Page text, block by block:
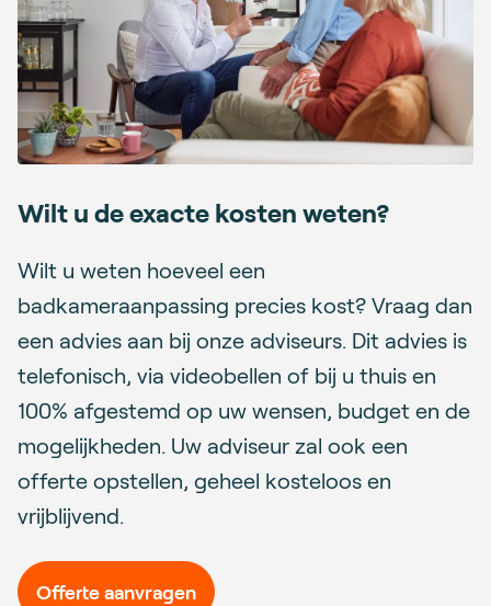
Wilt u de exacte kosten weten?
Wilt u weten hoeveel een
badkameraanpassing precies kost? Vraag dan
een advies aan bij onze adviseurs. Dit advies is
telefonisch, via videobellen of bij u thuis en
100% afgestemd op uw wensen, budget en de
mogelijkheden. Uw adviseur zal ook een
offerte opstellen, geheel kosteloos en
vrijblijvend.
Offerte aanvragen